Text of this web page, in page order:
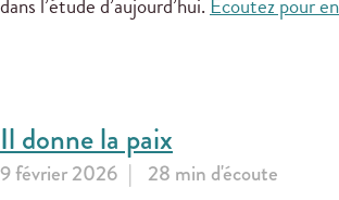
Il donne la paix
9 février 2026 28 min d'écoute